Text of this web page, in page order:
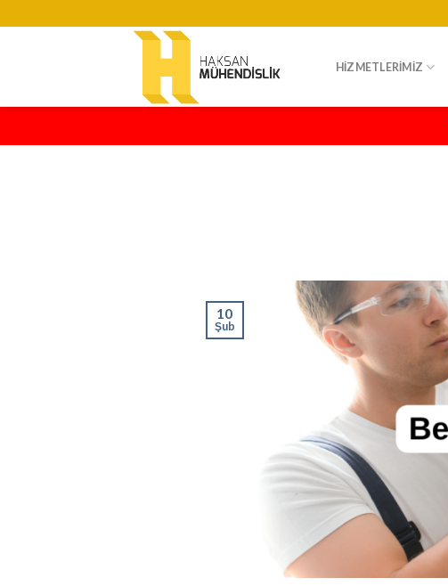
to
HIZMETLERIMIZ
10
Şub